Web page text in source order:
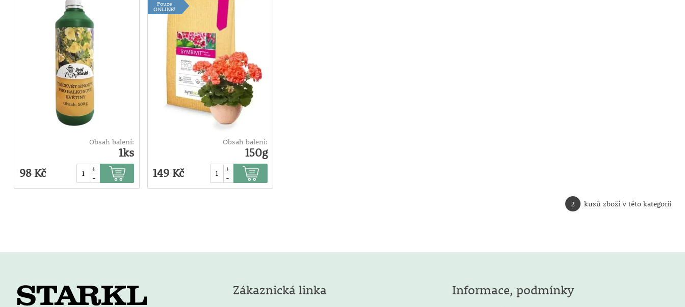
Obsah balení:
1ks
98 Kč
+
-
Pouze
ONLINE!
Obsah balení:
150g
149 Kč
+
-
2 kusů zboží v této kategorii
Zákaznická linka Informace, podmínky